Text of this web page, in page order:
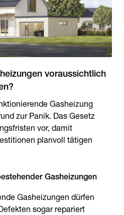
voraussichtlich
Gasheizung
zur Panik. Das Gesetz
vor, damit
planvoll tätigen
Gasheizungen
Gasheizungen dürfen
sogar repariert